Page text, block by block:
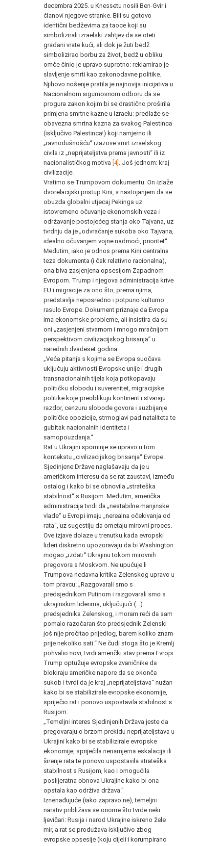
decembra 2025. u Knessetu nosili Ben-Gvir i
članovi njegove stranke. Bili su gotovo
identični bedževima za taoce koji su
simbolizirali izraelski zahtjev da se oteti
građani vrate kući; ali dok je žuti bedž
simbolizirao borbu za život, bedž u obliku
omče činio je upravo suprotno: reklamirao je
slavljenje smrti kao zakonodavne politike.
Njihovo nošenje pratila je najnovija inicijativa u
Nacionalnom sigurnosnom odboru da se
progura zakon kojim bi se drastično proširila
primjena smrtne kazne u Izraelu: predlaže se
obavezna smrtna kazna za svakog Palestinca
(isključivo Palestinca!) koji namjerno ili
„ravnodušnošću“ izazove smrt izraelskog
civila iz „neprijateljstva prema javnosti“ ili iz
nacionalističkog motiva [4] . Još jednom: kraj
civilizacije.
Vratimo se Trumpovom dokumentu. On izlaže
dvorelacijski pristup Kini, s nastojanjem da se
obuzda globalni utjecaj Pekinga uz
istovremeno očuvanje ekonomskih veza i
održavanje postojećeg stanja oko Tajvana, uz
tvrdnju da je „odvraćanje sukoba oko Tajvana,
idealno očuvanjem vojne nadmoći, prioritet“.
Međutim, iako je odnos prema Kini centralna
teza dokumenta (i čak relativno racionalna),
ona biva zasjenjena opsesijom Zapadnom
Evropom. Trump i njegova administracija krive
EU i migracije za ono što, prema njima,
predstavlja neposredno i potpuno kulturno
rasulo Evrope. Dokument priznaje da Evropa
ima ekonomske probleme, ali insistira da su
oni „zasjenjeni stvarnom i mnogo mračnijom
perspektivom civilizacijskog brisanja“ u
narednih dvadeset godina:
„Veća pitanja s kojima se Evropa suočava
uključuju aktivnosti Evropske unije i drugih
transnacionalnih tijela koja potkopavaju
političku slobodu i suverenitet, migracijske
politike koje preoblikuju kontinent i stvaraju
razdor, cenzuru slobode govora i suzbijanje
političke opozicije, strmoglavi pad nataliteta te
gubitak nacionalnih identiteta i
samopouzdanja.“
Rat u Ukrajini spominje se upravo u tom
kontekstu „civilizacijskog brisanja“ Evrope.
Sjedinjene Države naglašavaju da je u
američkom interesu da se rat zaustavi, između
ostalog i kako bi se obnovila „strateška
stabilnost“ s Rusijom. Međutim, američka
administracija tvrdi da „nestabilne manjinske
vlade“ u Evropi imaju „nerealna očekivanja od
rata“, uz sugestiju da ometaju mirovni proces.
Ove izjave dolaze u trenutku kada evropski
lideri diskretno upozoravaju da bi Washington
mogao „izdati“ Ukrajinu tokom mirovnih
pregovora s Moskvom. Ne upućuje li
Trumpova nedavna kritika Zelenskog upravo u
tom pravcu: „Razgovarali smo s
predsjednikom Putinom i razgovarali smo s
ukrajinskim liderima, uključujući (...)
predsjednika Zelenskog, i moram reći da sam
pomalo razočaran što predsjednik Zelenski
još nije pročitao prijedlog, barem koliko znam
prije nekoliko sati.“ Ne čudi stoga što je Kremlj
pohvalio novi, tvrđi američki stav prema Evropi:
Trump optužuje evropske zvaničnike da
blokiraju američke napore da se okonča
sukob i tvrdi da je kraj „neprijateljstava“ nužan
kako bi se stabilizirale evropske ekonomije,
spriječio rat i ponovo uspostavila stabilnost s
Rusijom:
„Temeljni interes Sjedinjenih Država jeste da
pregovaraju o brzom prekidu neprijateljstava u
Ukrajini kako bi se stabilizirale evropske
ekonomije, spriječila nenamjerna eskalacija ili
širenje rata te ponovo uspostavila strateška
stabilnost s Rusijom, kao i omogućila
poslijeratna obnova Ukrajine kako bi ona
opstala kao održiva država.“
Iznenađujuće (iako zapravo ne), temeljni
narativ približava se onome što tvrde neki
ljevičari: Rusija i narod Ukrajine iskreno žele
mir, a rat se produžava isključivo zbog
evropske opsesije (koju dijeli i korumpirano